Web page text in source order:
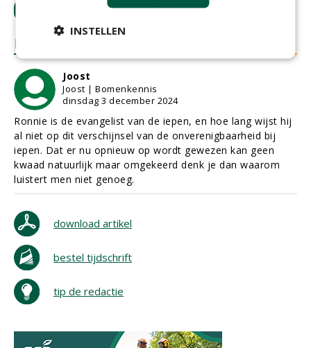
met je e-mailadres om te reageren.
REACTIES
Joost
Joost | Bomenkennis
dinsdag 3 december 2024
Ronnie is de evangelist van de iepen, en hoe lang wijst hij
al niet op dit verschijnsel van de onverenigbaarheid bij
iepen. Dat er nu opnieuw op wordt gewezen kan geen
kwaad natuurlijk maar omgekeerd denk je dan waarom
luistert men niet genoeg.
download artikel
bestel tijdschrift
tip de redactie
INSTELLEN